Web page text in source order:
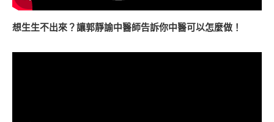
想生生不出來？讓郭靜諭中醫師告訴你中醫可以怎麼做！